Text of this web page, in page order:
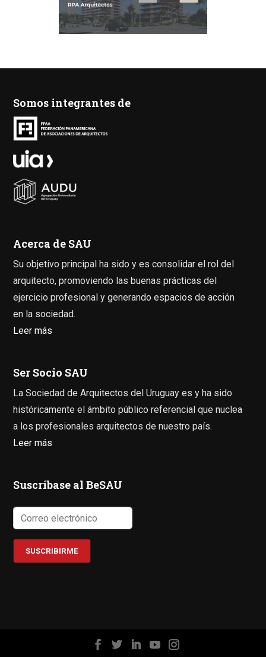
Somos integrantes de
Acerca de SAU
Su objetivo principal ha sido y es consolidar el rol del
arquitecto, promoviendo las buenas prácticas del
ejercicio profesional y generando espacios de acción
en la sociedad.
Leer más
Ser Socio SAU
La Sociedad de Arquitectos del Uruguay es y ha sido
históricamente el ámbito público referencial que nuclea
a los profesionales arquitectos de nuestro país.
Leer más
Suscríbase al BeSAU